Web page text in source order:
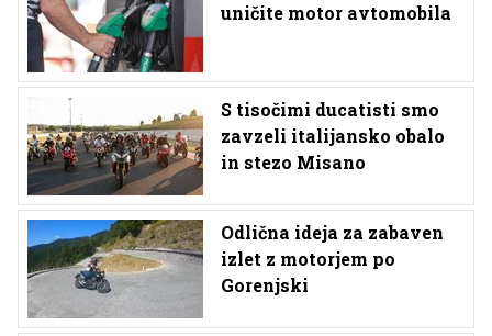
uničite motor avtomobila
S tisočimi ducatisti smo
zavzeli italijansko obalo
in stezo Misano
Odlična ideja za zabaven
izlet z motorjem po
Gorenjski